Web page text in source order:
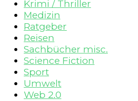
Krimi / Thriller
Medizin
Ratgeber
Reisen
Sachbücher misc.
Science Fiction
Sport
Umwelt
Web 2.0